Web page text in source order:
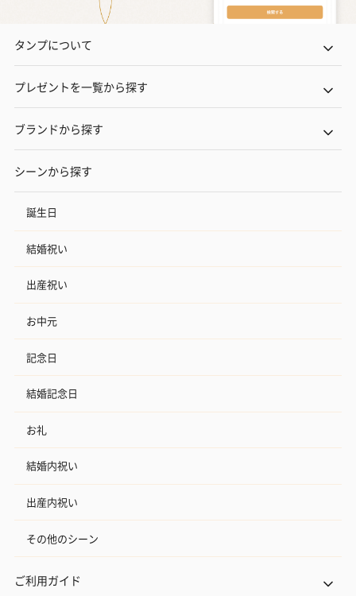
タンプについて
プレゼントを一覧から探す
ブランドから探す
シーンから探す
誕生日
結婚祝い
出産祝い
お中元
記念日
結婚記念日
お礼
結婚内祝い
出産内祝い
その他のシーン
ご利用ガイド